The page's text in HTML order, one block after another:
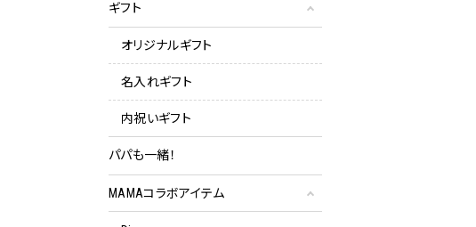
ギフト
オリジナルギフト
名入れギフト
内祝いギフト
パパも一緒！
MAMAコラボアイテム